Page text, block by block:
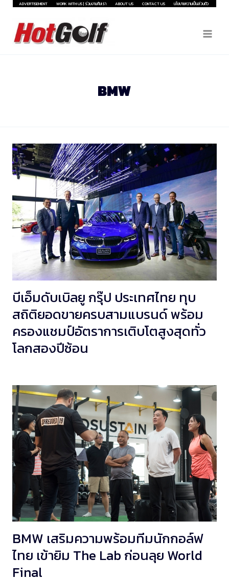
Skip
content
ADVERTISEMENT WORK WITH US | ร่วมงานกับเรา ABOUT US CONTACT US นโยบายความเป็นส่วนตัว
BMW
บีเอ็มดับเบิลยู กรุ๊ป ประเทศไทย ทุบ
สถิติยอดขายครบสามแบรนด์ พร้อม
ครองแชมป์อัตราการเติบโตสูงสุดทั่ว
โลกสองปีซ้อน
BMW เสริมความพร้อมทีมนักกอล์ฟ
ไทย เข้ายิม The Lab ก่อนลุย World
Final